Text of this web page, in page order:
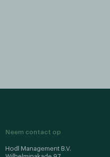
Neem contact op
Hodl Management B.V.